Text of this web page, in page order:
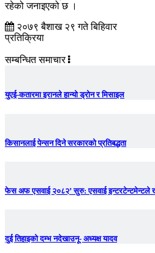
रहेको जनाइएको छ ।
२०७९ बैशाख २९ गते बिहिवार
प्रतिक्रिया
सम्बन्धित समाचार
युएई-कतारमा इरानले हान्यो ड्रोन र मिसाइल
किसानलाई पेन्सन दिने सरकारको प्रतिबद्धता
फेस अफ एसवाई २०८२’ सुरु: एसवाई इन्टरटेन्टमेन्टले
दुई तिहाइको दम्भ नदेखाउनू- अध्यक्ष यादव